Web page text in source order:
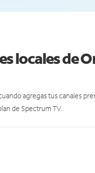
locales de
agregas tus canales
de Spectrum TV.